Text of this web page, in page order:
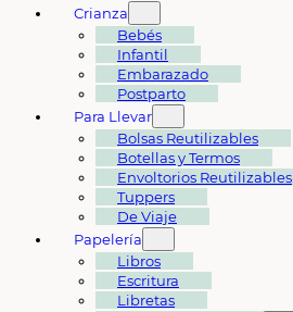
Crianza
Bebés
Infantil
Embarazado
Postparto
Para Llevar
Bolsas Reutilizables
Botellas y Termos
Envoltorios Reutilizables
Tuppers
De Viaje
Papelería
Libros
Escritura
Libretas